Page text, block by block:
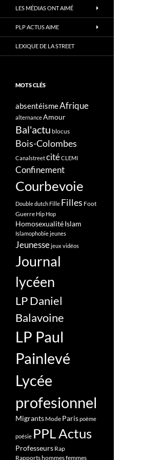
LES MÉDIAS ONT AIMÉ
PLP ACTUS AIME
LEXIQUE DE LA STREET
MOTS CLÉS
absentéismeAfrique
alternanceAmour
Bal'actu blocus
Bois-Colombes
CanalstreetcitéCLEMI
Confinement
Courbevoie
Double dutch Fille Filles Foot
Guerre Hip Hop
HomosexualitéIslam
Islamophobiejeunes
Jeunessejeux vidéos
Journal
lycéen
LP Daniel
Balavoine
LP Paul
Painlevé
Lycée
profesionnel
Migrants Mode Parispoème
poésie PPL Actus
Professeurs Rap
Rapports hommes femmes